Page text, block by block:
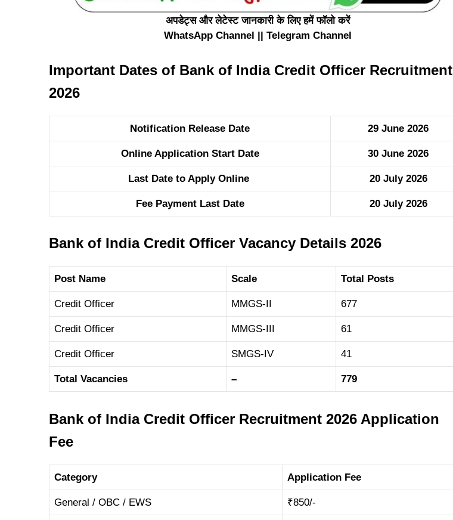
अपडेट्स और लेटेस्ट जानकारी के लिए हमें फॉलो करें
WhatsApp Channel
Telegram Channel
Important Dates of Bank of India Credit Officer Recruitment
2026
Notification Release Date 29 June 2026
Online Application Start Date 30 June 2026
Last Date to Apply Online 20 July 2026
Fee Payment Last Date 20 July 2026
Bank of India Credit Officer Vacancy Details 2026
Post Name Scale Total Posts
Credit Officer MMGS-II 677
Credit Officer MMGS-III 61
Credit Officer SMGS-IV 41
Total Vacancies – 779
Bank of India Credit Officer Recruitment 2026 Application
Fee
Category Application Fee
General / OBC / EWS ₹850/-